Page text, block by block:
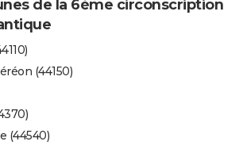
de la 6ème circonscription
(44150)
(44540)